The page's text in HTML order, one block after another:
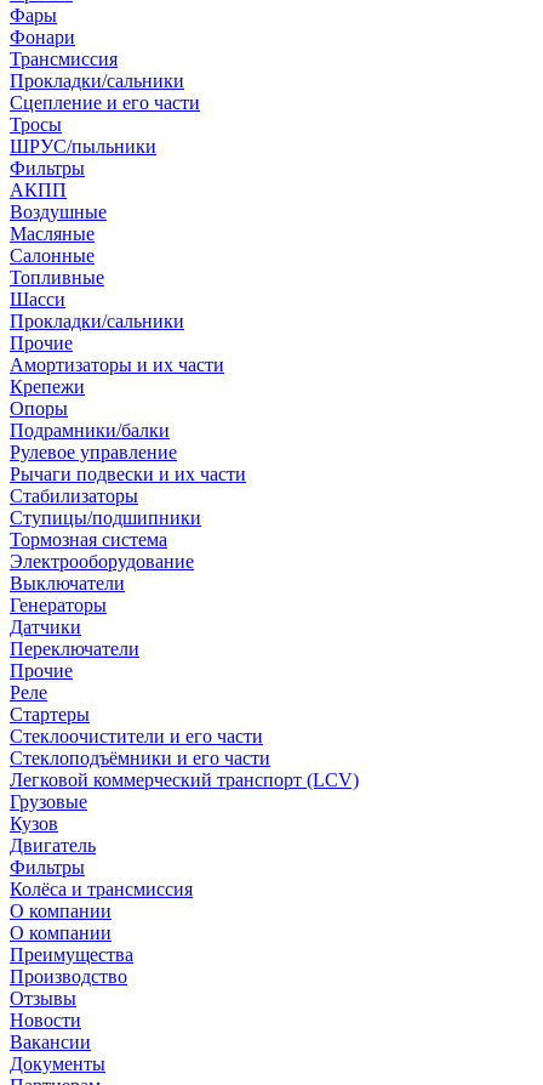
Фары
Фонари
Трансмиссия
Прокладки/сальники
Сцепление и его части
Тросы
ШРУС/пыльники
Фильтры
АКПП
Воздушные
Масляные
Салонные
Топливные
Шасси
Прокладки/сальники
Прочие
Амортизаторы и их части
Крепежи
Опоры
Подрамники/балки
Рулевое управление
Рычаги подвески и их части
Стабилизаторы
Ступицы/подшипники
Тормозная система
Электрооборудование
Выключатели
Генераторы
Датчики
Переключатели
Прочие
Реле
Стартеры
Стеклоочистители и его части
Стеклоподъёмники и его части
Легковой коммерческий транспорт (LCV)
Грузовые
Кузов
Двигатель
Фильтры
Колёса и трансмиссия
О компании
О компании
Преимущества
Производство
Отзывы
Новости
Вакансии
Документы